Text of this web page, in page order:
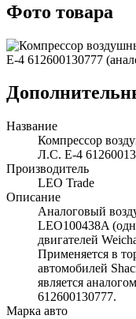
Фото товара
Название
Компрессор
Л.С. Е-4
Производитель
LEO Trade
Описание
Аналоговый
LEO100438A
двигателей
Применяется в
автомобилей
является
612600130777.
Марка авто